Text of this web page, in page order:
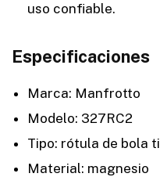
uso confiable.
Especificaciones
Marca: Manfrotto
Modelo: 327RC2
Tipo: rótula de bola
Material: magnesio